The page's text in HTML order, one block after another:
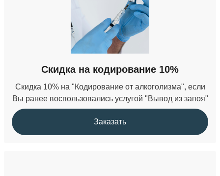
Скидка на кодирование 10%
Скидка 10% на "Кодирование от алкоголизма", если
Вы ранее воспользовались услугой "Вывод из запоя"
Заказать